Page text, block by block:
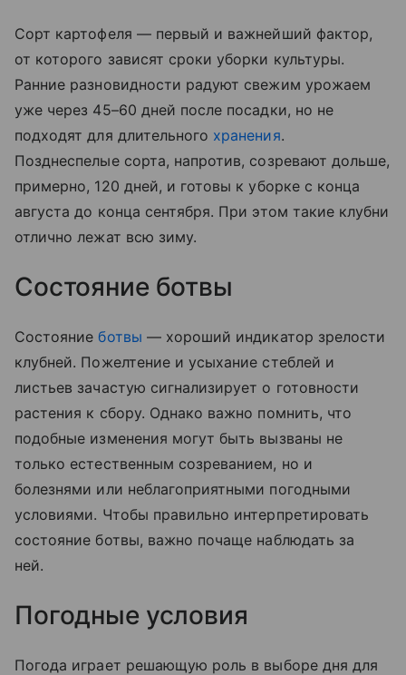
Сорт картофеля — первый и важнейший фактор,
от которого зависят сроки уборки культуры.
Ранние разновидности радуют свежим урожаем
уже через 45–60 дней после посадки, но не
подходят для длительного хранения.
Позднеспелые сорта, напротив, созревают дольше,
примерно, 120 дней, и готовы к уборке с конца
августа до конца сентября. При этом такие клубни
отлично лежат всю зиму.
Состояние ботвы
Состояниеботвы — хороший индикатор зрелости
клубней. Пожелтение и усыхание стеблей и
листьев зачастую сигнализирует о готовности
растения к сбору. Однако важно помнить, что
подобные изменения могут быть вызваны не
только естественным созреванием, но и
болезнями или неблагоприятными погодными
условиями. Чтобы правильно интерпретировать
состояние ботвы, важно почаще наблюдать за
ней.
Погодные условия
Погода играет решающую роль в выборе дня для